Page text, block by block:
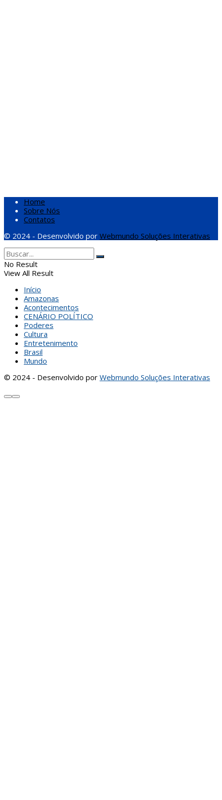
Home
Sobre Nós
Contatos
© 2024 - Desenvolvido por Webmundo Soluções Interativas
No Result
View All Result
Início
Amazonas
Acontecimentos
CENÁRIO POLÍTICO
Poderes
Cultura
Entretenimento
Brasil
Mundo
© 2024 - Desenvolvido por Webmundo Soluções Interativas